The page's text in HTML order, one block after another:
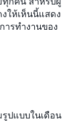
ให้เห็นนี้แสดง
ารทำงานของ
รูปแบบในเดือน